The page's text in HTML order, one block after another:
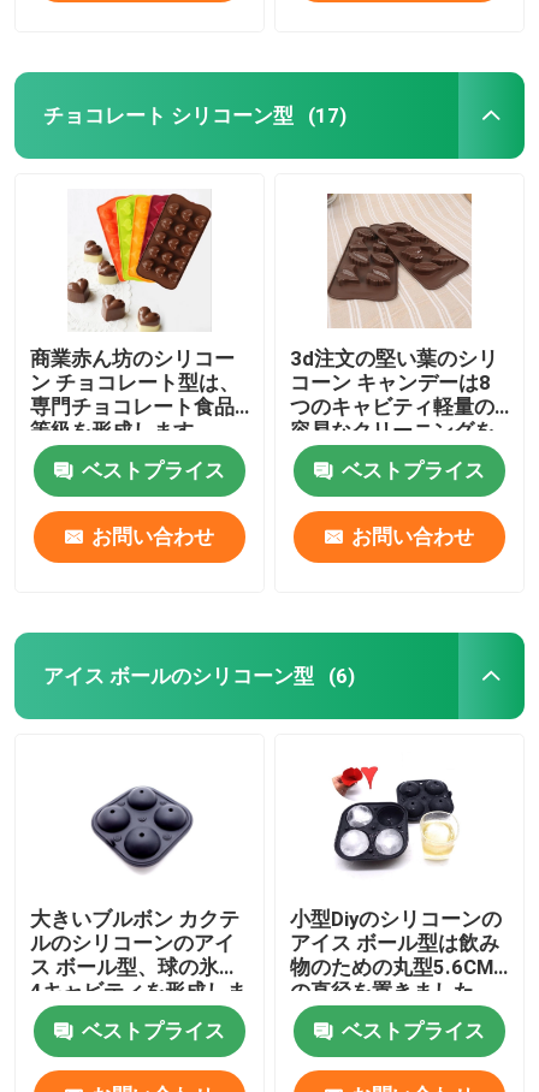
チョコレート シリコーン型 (17)
商業赤ん坊のシリコー
ン チョコレート型は、
専門チョコレート食品
等級を形成します
ベストプライス
お問い合わせ
3d注文の堅い葉のシリ
コーン キャンデーは8
つのキャビティ軽量の
容易なクリーニングを
形成します
ベストプライス
お問い合わせ
アイス ボールのシリコーン型 (6)
大きいブルボン カクテ
ルのシリコーンのアイ
ス ボール型、球の氷は
4キャビティを形成しま
す
ベストプライス
小型Diyのシリコーンの
アイス ボール型は飲み
物のための丸型5.6CM
の直径を置きました
ベストプライス